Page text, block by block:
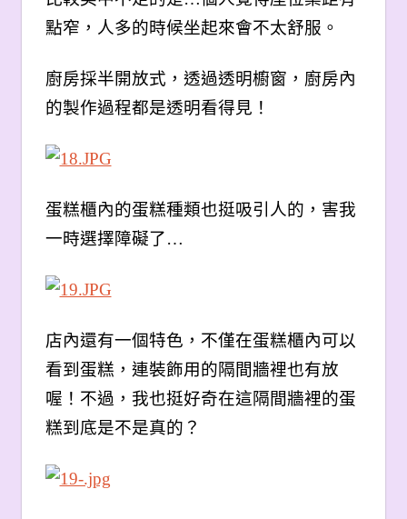
點窄，人多的時候坐起來會不太舒服。
廚房採半開放式，透過透明櫥窗，廚房內
的製作過程都是透明看得見！
蛋糕櫃內的蛋糕種類也挺吸引人的，害我
一時選擇障礙了…
店內還有一個特色，不僅在蛋糕櫃內可以
看到蛋糕，連裝飾用的隔間牆裡也有放
喔！不過，我也挺好奇在這隔間牆裡的蛋
糕到底是不是真的？